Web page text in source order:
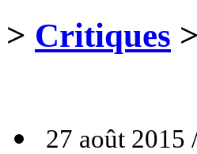
> Critiques >
27 août 2015